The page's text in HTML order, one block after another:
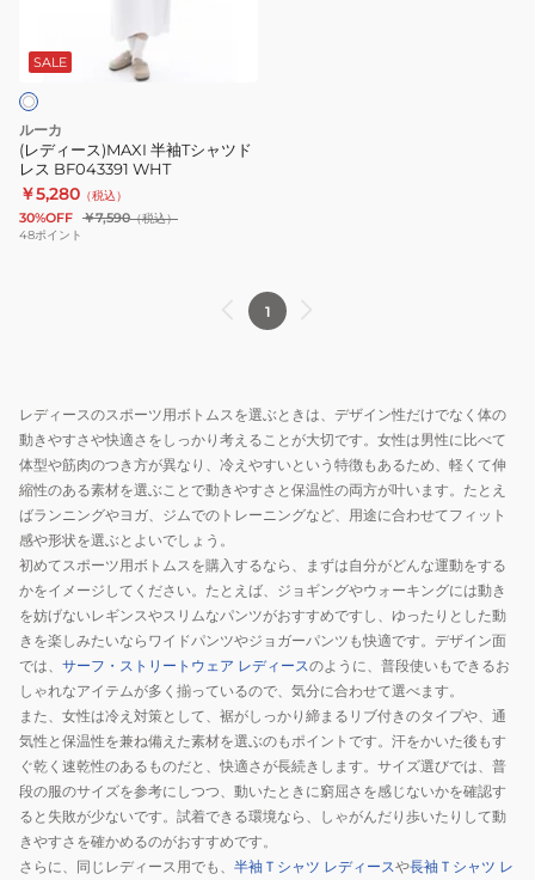
シ
ャ
ツ
ド
レ
ス
SALE
ルーカ
(レディース)MAXI 半袖Tシャツド
レス BF043391 WHT
￥5,280 （税込）
30%OFF ￥7,590（税込）
48ポイント
1
レディースのスポーツ用ボトムスを選ぶときは、デザイン性だけでなく体の
動きやすさや快適さをしっかり考えることが大切です。女性は男性に比べて
体型や筋肉のつき方が異なり、冷えやすいという特徴もあるため、軽くて伸
縮性のある素材を選ぶことで動きやすさと保温性の両方が叶います。たとえ
ばランニングやヨガ、ジムでのトレーニングなど、用途に合わせてフィット
感や形状を選ぶとよいでしょう。
初めてスポーツ用ボトムスを購入するなら、まずは自分がどんな運動をする
かをイメージしてください。たとえば、ジョギングやウォーキングには動き
を妨げないレギンスやスリムなパンツがおすすめですし、ゆったりとした動
きを楽しみたいならワイドパンツやジョガーパンツも快適です。デザイン面
では、 サーフ・ストリートウェア レディースのように、普段使いもできるお
しゃれなアイテムが多く揃っているので、気分に合わせて選べます。
また、女性は冷え対策として、裾がしっかり締まるリブ付きのタイプや、通
気性と保温性を兼ね備えた素材を選ぶのもポイントです。汗をかいた後もす
ぐ乾く速乾性のあるものだと、快適さが長続きします。サイズ選びでは、普
段の服のサイズを参考にしつつ、動いたときに窮屈さを感じないかを確認す
ると失敗が少ないです。試着できる環境なら、しゃがんだり歩いたりして動
きやすさを確かめるのがおすすめです。
さらに、同じレディース用でも、 半袖Ｔシャツ レディースや長袖Ｔシャツ レ